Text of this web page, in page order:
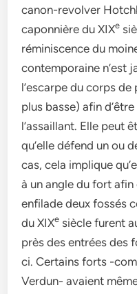
canon-revolver
caponnière du XIXe
réminiscence du
contemporaine n’est
l’escarpe du corps
plus basse) afin
l’assaillant. Elle peut
qu’elle défend un ou
cas, cela implique
à un angle du fort
enfilade deux fossés
du XIXe siècle furent
près des entrées des
ci. Certains forts -
Verdun- avaient